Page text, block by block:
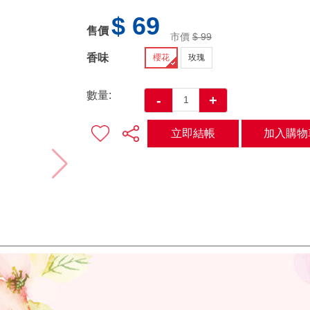
售價 $ 69 市價 $ 99
香味 櫻花 玫瑰
數量: - +
立即結帳 加入購物